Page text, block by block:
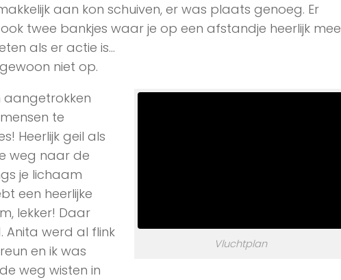
aan kon schuiven, er was plaats genoeg. Er
twee bankjes waar je op een afstandje heerlijk mee
als er actie is…
niet op.
Vluchtplan
aangetrokken
te
Heerlijk geil als
weg naar de
je lichaam
een heerlijke
lekker! Daar
Anita werd al flink
en ik was
weg wisten in